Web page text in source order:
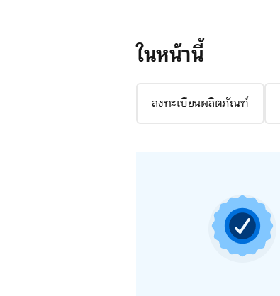
ในหน้านี้
ลงทะเบียนผลิตภัณฑ์